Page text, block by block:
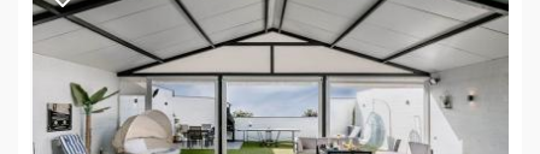
בעיצוב מודרני והשקעה לדיוק מוחלט
בכניסתכם אליה תגלו חלל גדול ומרווח מוקפד במיוחד, בו ניצב
מטבח מאובזר עם מקרר גדול, מיקרוגל, מכונת קפה איכותית עם